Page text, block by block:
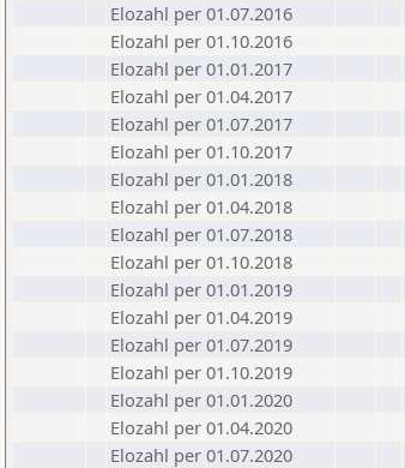
Elozahl per 01.07.2016
Elozahl per 01.10.2016
Elozahl per 01.01.2017
Elozahl per 01.04.2017
Elozahl per 01.07.2017
Elozahl per 01.10.2017
Elozahl per 01.01.2018
Elozahl per 01.04.2018
Elozahl per 01.07.2018
Elozahl per 01.10.2018
Elozahl per 01.01.2019
Elozahl per 01.04.2019
Elozahl per 01.07.2019
Elozahl per 01.10.2019
Elozahl per 01.01.2020
Elozahl per 01.04.2020
Elozahl per 01.07.2020